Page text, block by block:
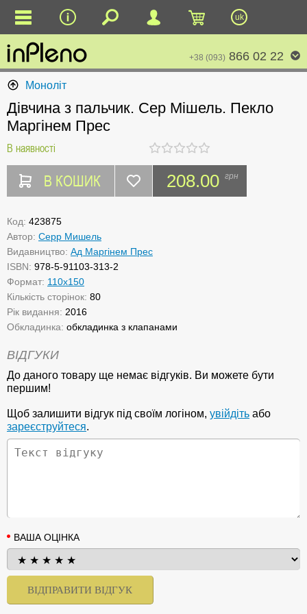
uk
+38 (093) 866 02 22
Моноліт
Дівчина з пальчик. Сер Мішель. Пекло
Маргінем Прес
В наявності
В КОШИК 208.00 грн
Код: 423875
Автор: Серр Мишель
Видавництво: Ад Маргінем Прес
ISBN: 978-5-91103-313-2
Формат: 110x150
Кількість сторінок: 80
Рік видання: 2016
Обкладинка: обкладинка з клапанами
ВІДГУКИ
До даного товару ще немає відгуків. Ви можете бути
першим!
Щоб залишити відгук під своїм логіном, увійдіть або
зареєструйтеся.
ВАША ОЦІНКА